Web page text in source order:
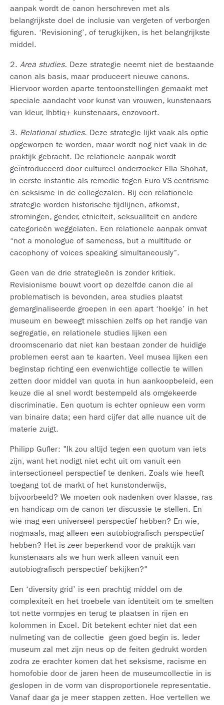
aanpak wordt de canon herschreven met als
belangrijkste doel de inclusie van vergeten of verborgen
figuren. ‘Revisioning’, of terugkijken, is het belangrijkste
middel.
2. Area studies. Deze strategie neemt niet de bestaande
canon als basis, maar produceert nieuwe canons.
Hiervoor worden aparte tentoonstellingen gemaakt met
speciale aandacht voor kunst van vrouwen, kunstenaars
van kleur, lhbtiq+ kunstenaars, enzovoort.
3. Relational studies. Deze strategie lijkt vaak als optie
opgeworpen te worden, maar wordt nog niet vaak in de
praktijk gebracht. De relationele aanpak wordt
geïntroduceerd door cultureel onderzoeker Ella Shohat,
in eerste instantie als remedie tegen Euro-VS-centrisme
en seksisme in de collegezalen. Bij een relationele
strategie worden historische tijdlijnen, afkomst,
stromingen, gender, etniciteit, seksualiteit en andere
categorieën weggelaten. Een relationele aanpak omvat
“not a monologue of sameness, but a multitude or
cacophony of voices speaking simultaneously”.
Geen van de drie strategieën is zonder kritiek.
Revisionisme bouwt voort op dezelfde canon die al
problematisch is bevonden, area studies plaatst
gemarginaliseerde groepen in een apart ‘hoekje’ in het
museum en beweegt misschien zelfs op het randje van
segregatie, en relationele studies lijken een
droomscenario dat niet kan bestaan zonder de huidige
problemen eerst aan te kaarten. Veel musea lijken een
beginstap richting een evenwichtige collectie te willen
zetten door middel van quota in hun aankoopbeleid, een
keuze die al snel wordt bestempeld als omgekeerde
discriminatie. Een quotum is echter opnieuw een vorm
van binaire data; een hard cijfer dat alle nuance uit de
materie zuigt.
Philipp Gufler: "Ik zou altijd tegen een quotum van iets
zijn, want het nodigt niet echt uit om vanuit een
intersectioneel perspectief te denken. Zoals wie heeft
toegang tot de markt of het kunstonderwijs,
bijvoorbeeld? We moeten ook nadenken over klasse, ras
en handicap om de canon ter discussie te stellen. En
wie mag een universeel perspectief hebben? En wie,
nogmaals, mag alleen een autobiografisch perspectief
hebben? Het is zeer beperkend voor de praktijk van
kunstenaars als we hun werk alleen vanuit een
autobiografisch perspectief bekijken?"
Een ‘diversity grid’ is een prachtig middel om de
complexiteit en het troebele van identiteit om te smelten
tot nette vormpjes en terug te plaatsen in rijen en
kolommen in Excel. Dit betekent echter niet dat een
nulmeting van de collectie geen goed begin is. Ieder
museum zal met zijn neus op de feiten gedrukt worden
zodra ze erachter komen dat het seksisme, racisme en
homofobie door de jaren heen de museumcollectie in is
geslopen in de vorm van disproportionele representatie.
Vanaf daar ga je meer stappen zetten. Hoe vertellen we